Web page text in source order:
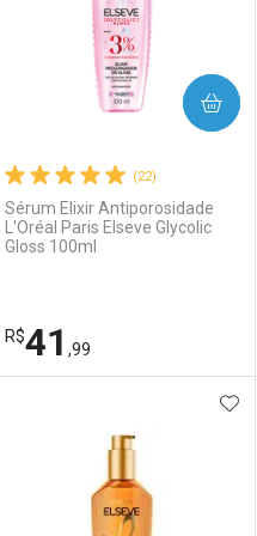
(22)
Sérum Elixir Antiporosidade
L'Oréal Paris Elseve Glycolic
Gloss 100ml
R$41 ,99
COMPRAR
Laboratório
Por Menos
AOS FAVORITOS